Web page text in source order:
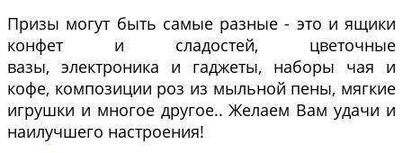
Призы могут быть самые разные - это и ящики
конфет и сладостей, цветочные
вазы, электроника и гаджеты, наборы чая и
кофе, композиции роз из мыльной пены, мягкие
игрушки и многое другое.. Желаем Вам удачи и
наилучшего настроения!